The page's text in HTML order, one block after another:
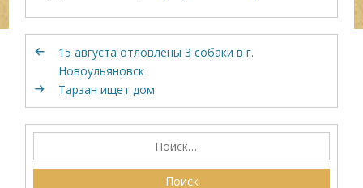
15 августа отловлены 3 собаки в г.
Новоульяновск
Тарзан ищет дом